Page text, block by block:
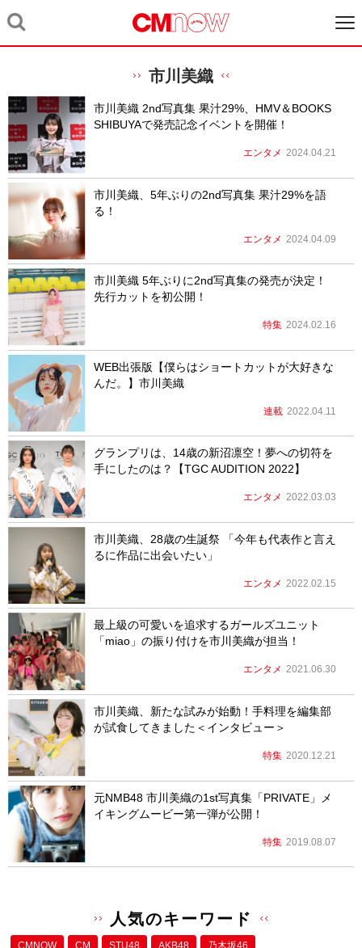
市川美織
市川美織 2nd写真集 果汁29%、HMV＆BOOKS
SHIBUYAで発売記念イベントを開催！
エンタメ 2024.04.21
市川美織、5年ぶりの2nd写真集 果汁29%を語
る！
エンタメ 2024.04.09
市川美織 5年ぶりに2nd写真集の発売が決定！
先行カットを初公開！
特集 2024.02.16
WEB出張版【僕らはショートカットが大好きな
んだ。】市川美織
連載 2022.04.11
グランプリは、14歳の新沼凛空！夢への切符を
手にしたのは？【TGC AUDITION 2022】
エンタメ 2022.03.03
市川美織、28歳の生誕祭 「今年も代表作と言え
るに作品に出会いたい」
エンタメ 2022.02.15
最上級の可愛いを追求するガールズユニット
「miao」の振り付けを市川美織が担当！
エンタメ 2021.06.30
市川美織、新たな試みが始動！手料理を編集部
が試食してきました＜インタビュー＞
特集 2020.12.21
元NMB48 市川美織の1st写真集「PRIVATE」メ
イキングムービー第一弾が公開！
特集 2019.08.07
人気のキーワード
CMNOW CM STU48 AKB48 乃木坂46